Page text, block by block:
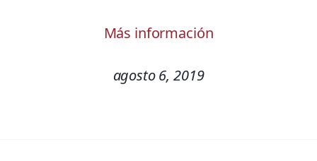
Más información
agosto 6, 2019